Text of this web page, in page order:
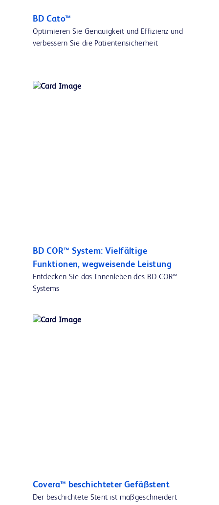
BD Cato™
Optimieren Sie Genauigkeit und Effizienz und
verbessern Sie die Patientensicherheit
BD COR™ System: Vielfältige
Funktionen, wegweisende Leistung
Entdecken Sie das Innenleben des BD COR™
Systems
Covera™ beschichteter Gefäßstent
Der beschichtete Stent ist maßgeschneidert